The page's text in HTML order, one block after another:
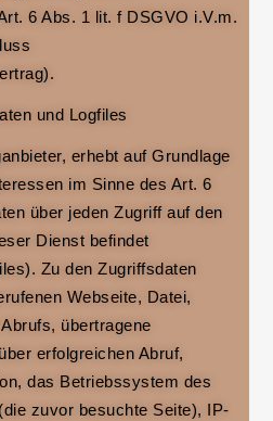
6 Abs. 1 lit. f DSGVO i.V.m.
und Logfiles
erhebt auf Grundlage
im Sinne des Art. 6
über jeden Zugriff auf den
Dienst befindet
Zu den Zugriffsdaten
Webseite, Datei,
übertragene
erfolgreichen Abruf,
das Betriebssystem des
zuvor besuchte Seite), IP-